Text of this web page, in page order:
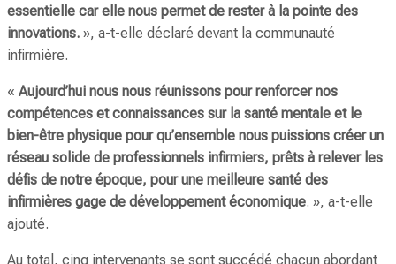
essentielle car elle nous permet de rester à la pointe des
innovations. », a-t-elle déclaré devant la communauté
infirmière.
« Aujourd’hui nous nous réunissons pour renforcer nos
compétences et connaissances sur la santé mentale et le
bien-être physique pour qu’ensemble nous puissions créer un
réseau solide de professionnels infirmiers, prêts à relever les
défis de notre époque, pour une meilleure santé des
infirmières gage de développement économique. », a-t-elle
ajouté.
Au total, cinq intervenants se sont succédé chacun abordant